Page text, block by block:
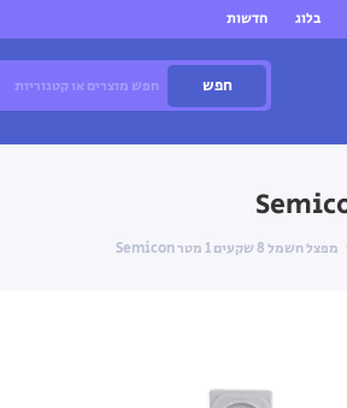
בלוג חדשות
חפש
מפצל חשמל 8 שקעים 1 מטר Semicon